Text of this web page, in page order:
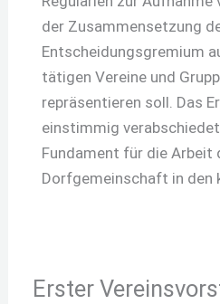
der Zusammensetzung
Entscheidungsgremium
tätigen Vereine und
repräsentieren soll. Das
einstimmig
Fundament für die Arbeit
Dorfgemeinschaft in den
Erster